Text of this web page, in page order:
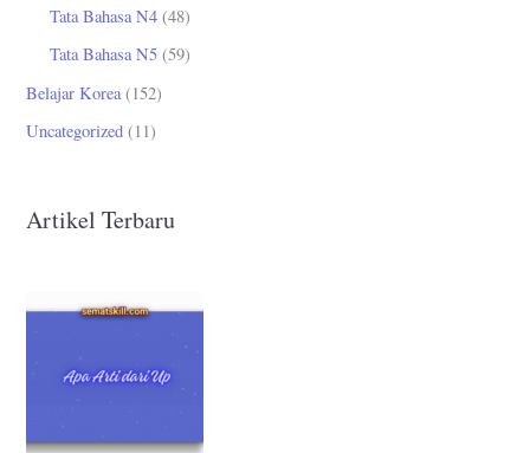
Tata Bahasa N4 (48)
Tata Bahasa N5 (59)
Belajar Korea (152)
Uncategorized (11)
Artikel Terbaru